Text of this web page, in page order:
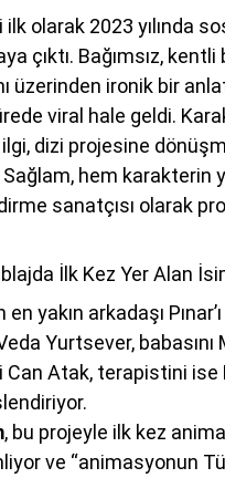
olarak 2023 yılında
çıktı. Bağımsız, kentli
üzerinden ironik bir
viral hale geldi.
dizi projesine
hem karakterin
sanatçısı olarak
İlk Kez Yer Alan
en yakın arkadaşı
Yurtsever, babasını
Can Atak, terapistini ise
, bu projeyle ilk kez
ve “animasyonun